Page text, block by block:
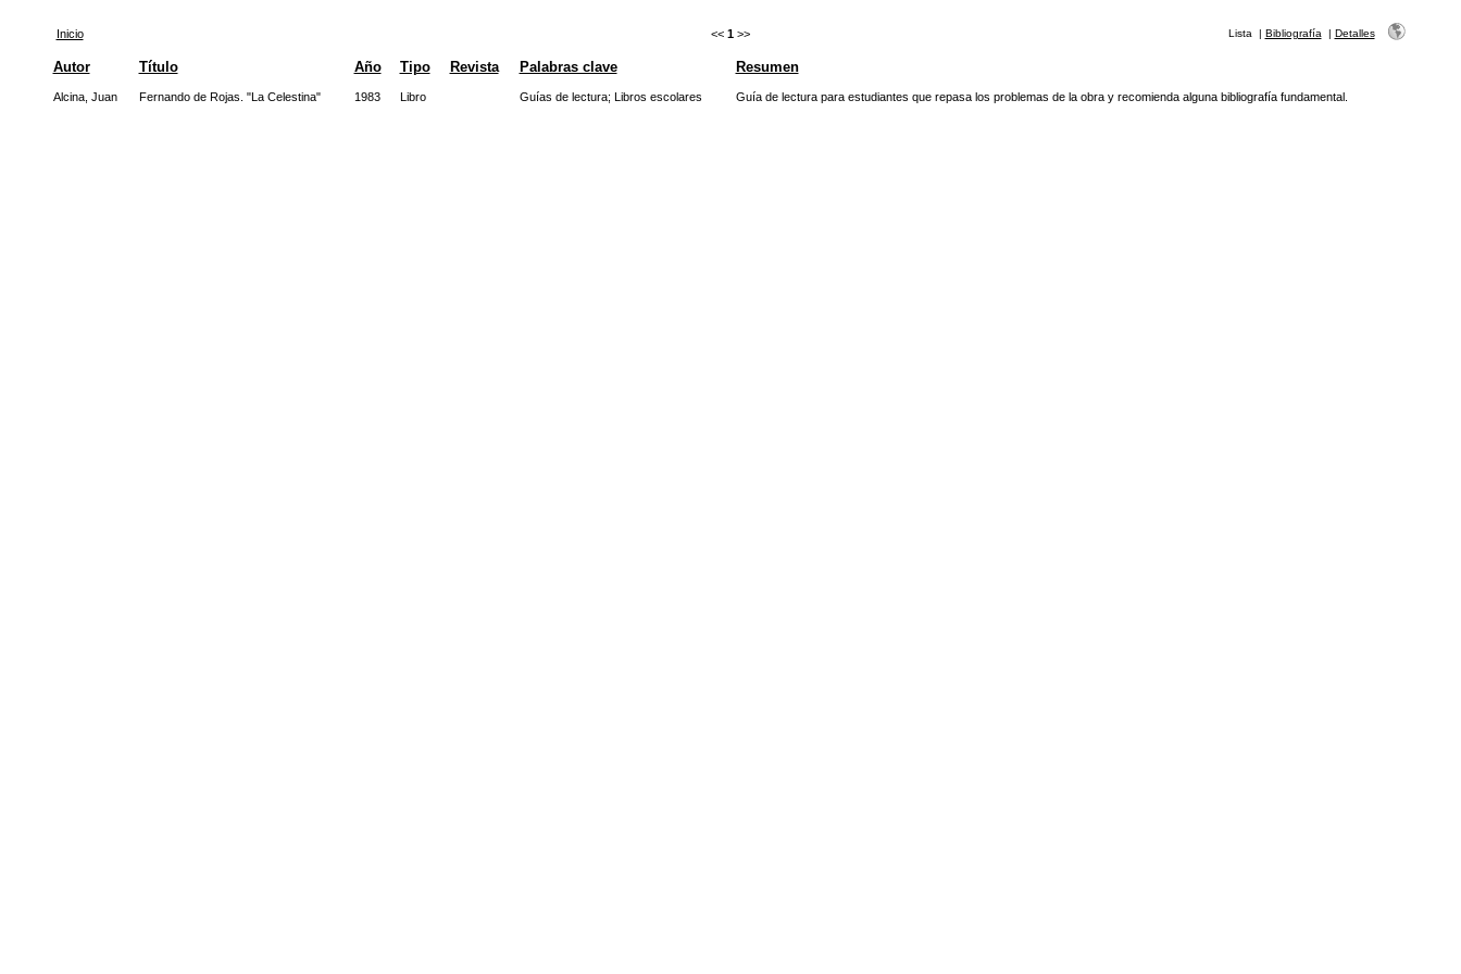
Inicio << 1 >> Lista | Bibliografía | Detalles
Autor Título Año Tipo Revista Palabras clave Resumen
Alcina, Juan Fernando de Rojas. "La Celestina" 1983 Libro Guías de lectura; Libros escolares Guía de lectura para estudiantes que repasa los problemas de la obra y recomienda alguna bibliografía fundamental.